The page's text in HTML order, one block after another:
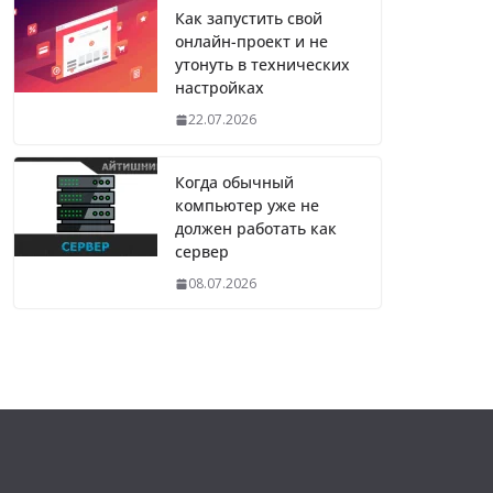
Как запустить свой
онлайн-проект и не
утонуть в технических
настройках
22.07.2026
Когда обычный
компьютер уже не
должен работать как
сервер
08.07.2026